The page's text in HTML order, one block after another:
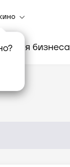
? Для бизнеса